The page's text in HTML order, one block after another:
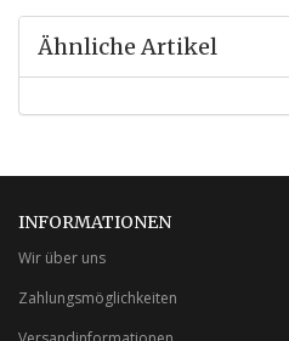
Ähnliche Artikel
INFORMATIONEN
Wir über uns
Zahlungsmöglichkeiten